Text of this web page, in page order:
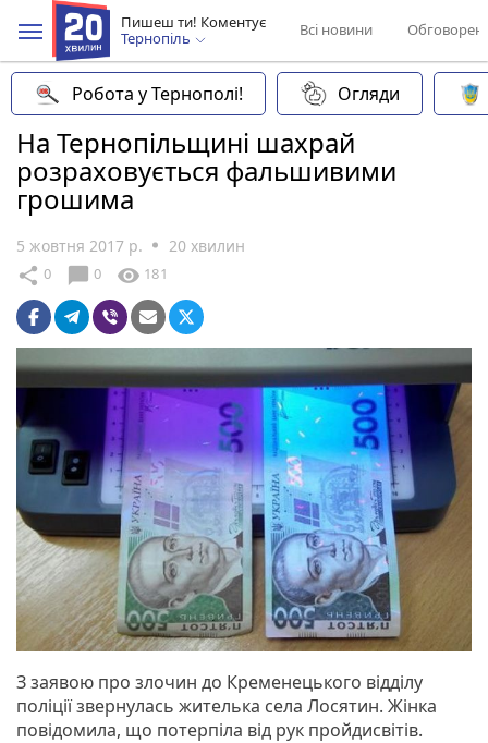
Пишеш ти! Коментує
Тернопіль
Всі новини
Робота у Тернополі! Огляди
На Тернопільщині шахрай
розраховується фальшивими
грошима
5 жовтня 2017 р. 20 хвилин
share 0 chat_bubble 0 visibility 181
З заявою про злочин до Кременецького відділу
поліції звернулась жителька села Лосятин. Жінка
повідомила, що потерпіла від рук пройдисвітів.